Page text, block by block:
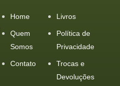
Home
Quem
Somos
Contato
Livros
Política de
Privacidade
Trocas e
Devoluções